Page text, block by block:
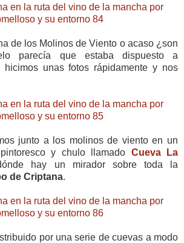
de los Molinos de Viento o acaso ¿son
parecía que estaba dispuesto a
hicimos unas fotos rápidamente y nos
junto a los molinos de viento en un
y chulo llamado Cueva La
hay un mirador sobre toda la
de Criptana.
por una serie de cuevas a modo